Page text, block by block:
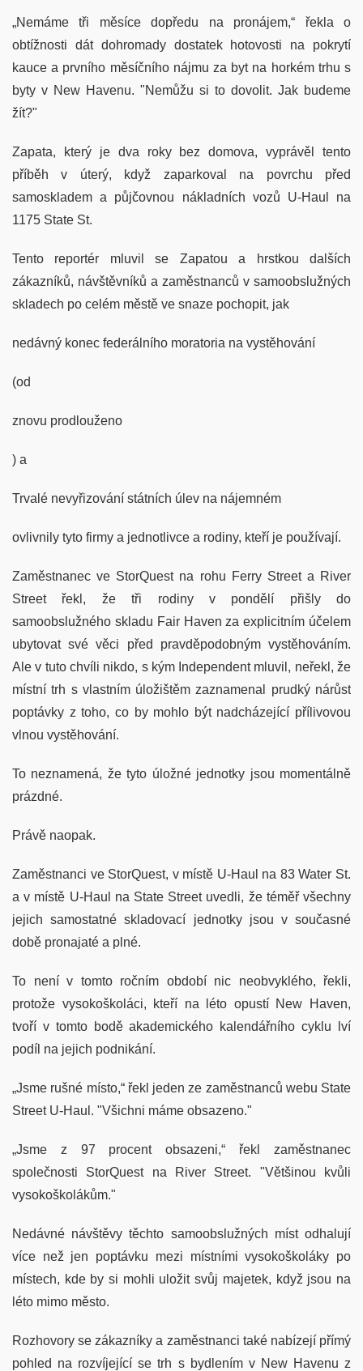
„Nemáme tři měsíce dopředu na pronájem,“ řekla o
obtížnosti dát dohromady dostatek hotovosti na pokrytí
kauce a prvního měsíčního nájmu za byt na horkém trhu s
byty v New Havenu. "Nemůžu si to dovolit. Jak budeme
žít?"
Zapata, který je dva roky bez domova, vyprávěl tento
příběh v úterý, když zaparkoval na povrchu před
samoskladem a půjčovnou nákladních vozů U-Haul na
1175 State St.
Tento reportér mluvil se Zapatou a hrstkou dalších
zákazníků, návštěvníků a zaměstnanců v samoobslužných
skladech po celém městě ve snaze pochopit, jak
nedávný konec federálního moratoria na vystěhování
(od
znovu prodlouženo
) a
Trvalé nevyřizování státních úlev na nájemném
ovlivnily tyto firmy a jednotlivce a rodiny, kteří je používají.
Zaměstnanec ve StorQuest na rohu Ferry Street a River
Street řekl, že tři rodiny v pondělí přišly do
samoobslužného skladu Fair Haven za explicitním účelem
ubytovat své věci před pravděpodobným vystěhováním.
Ale v tuto chvíli nikdo, s kým Independent mluvil, neřekl, že
místní trh s vlastním úložištěm zaznamenal prudký nárůst
poptávky z toho, co by mohlo být nadcházející přílivovou
vlnou vystěhování.
To neznamená, že tyto úložné jednotky jsou momentálně
prázdné.
Právě naopak.
Zaměstnanci ve StorQuest, v místě U-Haul na 83 Water St.
a v místě U-Haul na State Street uvedli, že téměř všechny
jejich samostatné skladovací jednotky jsou v současné
době pronajaté a plné.
To není v tomto ročním období nic neobvyklého, řekli,
protože vysokoškoláci, kteří na léto opustí New Haven,
tvoří v tomto bodě akademického kalendářního cyklu lví
podíl na jejich podnikání.
„Jsme rušné místo,“ řekl jeden ze zaměstnanců webu State
Street U-Haul. "Všichni máme obsazeno."
„Jsme z 97 procent obsazeni,“ řekl zaměstnanec
společnosti StorQuest na River Street. "Většinou kvůli
vysokoškolákům."
Nedávné návštěvy těchto samoobslužných míst odhalují
více než jen poptávku mezi místními vysokoškoláky po
místech, kde by si mohli uložit svůj majetek, když jsou na
léto mimo město.
Rozhovory se zákazníky a zaměstnanci také nabízejí přímý
pohled na rozvíjející se trh s bydlením v New Havenu z